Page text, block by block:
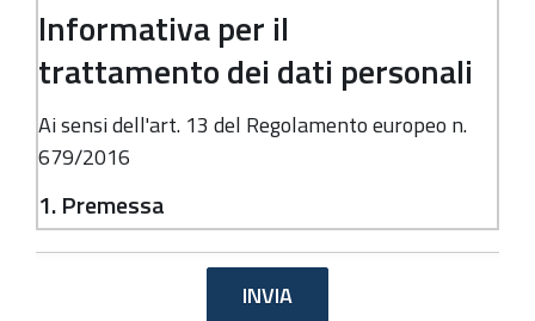
Informativa per il
trattamento dei dati personali
Ai sensi dell'art. 13 del Regolamento europeo n.
679/2016
1. Premessa
Ai sensi dell'art. 13 del Regolamento europeo n.
679/2016, la Giunta della Regione Emilia-